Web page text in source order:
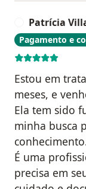
Patrícia
Pagamento e
Estou em
meses, e
Ela tem sido
minha busca
É uma
precisa em